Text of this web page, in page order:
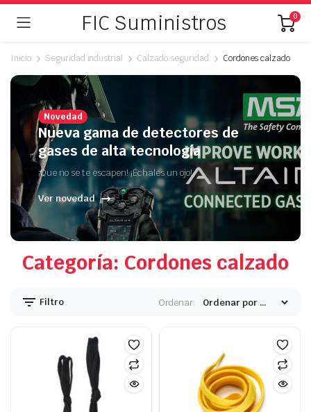
FIC Suministros 0
Inicio Seguridad industrial Calzado seguridad Cordones calzado
Novedad
Nueva gama de detectores de
gases de alta tecnología
¡Que no se te escapen! ¡Échales un ojo!
Ver novedad
Categoría: Cordones calzado
Filtro Ordenar: